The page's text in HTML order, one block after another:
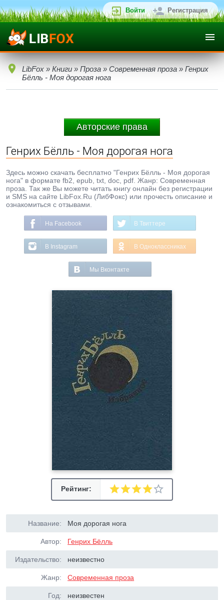
Войти Регистрация
LibFox » Книги » Проза » Современная проза » Генрих
Бёлль - Моя дорогая нога
Авторские права
Генрих Бёлль - Моя дорогая нога
Здесь можно скачать бесплатно "Генрих Бёлль - Моя дорогая
нога" в формате fb2, epub, txt, doc, pdf. Жанр: Современная
проза. Так же Вы можете читать книгу онлайн без регистрации
и SMS на сайте LibFox.Ru (ЛибФокс) или прочесть описание и
ознакомиться с отзывами.
На Facebook В Твиттере
В Instagram В Одноклассниках
Мы Вконтакте
Рейтинг:
Название: Моя дорогая нога
Автор: Генрих Бёлль
Издательство: неизвестно
Жанр: Современная проза
Год: неизвестен